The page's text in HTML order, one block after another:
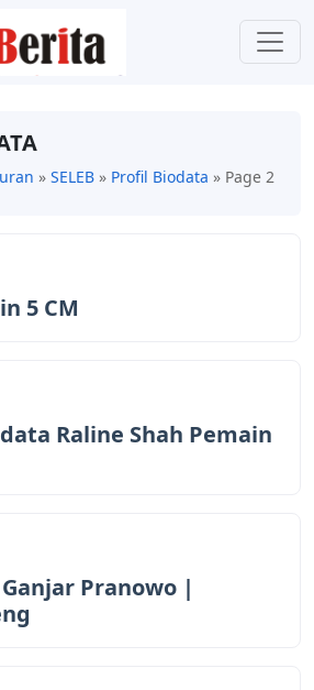
» SELEB » Profil Biodata » Page 2
5 CM
Raline Shah Pemain
Pranowo |